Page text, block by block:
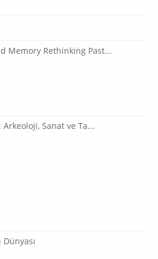
Memory Rethinking Past...
Sanat ve Ta...
Dünyası